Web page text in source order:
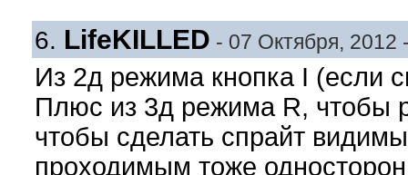
6. LifeKILLED - 07 Октября, 2012
Из 2д режима кнопка I (если
Плюс из 3д режима R, чтобы
чтобы сделать спрайт
проходимым тоже